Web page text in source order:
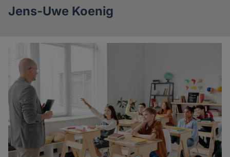
Jens-Uwe Koenig
Artikel
des
Autoren